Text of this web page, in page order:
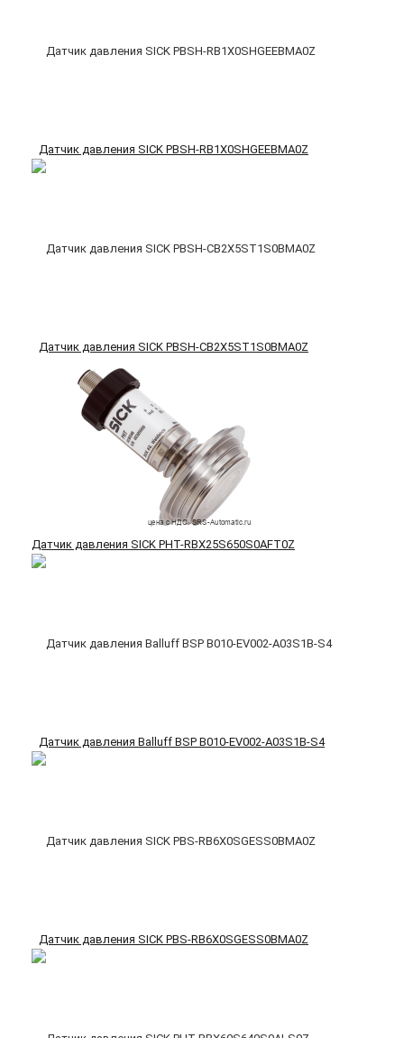
Датчик давления SICK PBSH-RB1X0SHGEEBMA0Z
Датчик давления SICK PBSH-CB2X5ST1S0BMA0Z
Датчик давления SICK PHT-RBX25S650S0AFT0Z
Датчик давления Balluff BSP B010-EV002-A03S1B-S4
Датчик давления SICK PBS-RB6X0SGESS0BMA0Z